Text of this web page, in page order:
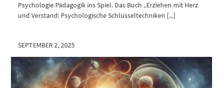
Psychologie Pädagogik ins Spiel. Das Buch „Erziehen mit Herz
und Verstand: Psychologische Schlüsseltechniken [...]
SEPTEMBER 2, 2025